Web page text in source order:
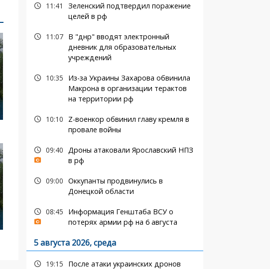
11:41
Зеленский подтвердил поражение
целей в рф
11:07
В "днр" вводят электронный
дневник для образовательных
учреждений
10:35
Из-за Украины Захарова обвинила
Макрона в организации терактов
на территории рф
10:10
Z-военкор обвинил главу кремля в
провале войны
09:40 Дроны атаковали Ярославский НПЗ
в рф
09:00 Оккупанты продвинулись в
Донецкой области
08:45
Информация Генштаба ВСУ о
потерях армии рф на 6 августа
5 августа 2026, среда
19:15
После атаки украинских дронов